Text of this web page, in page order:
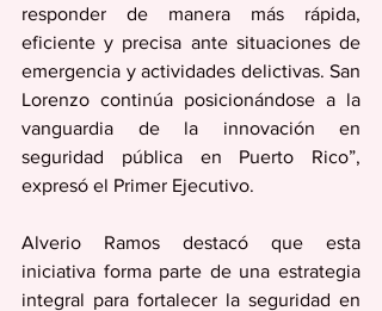
responder de manera más rápida,
eficiente y precisa ante situaciones de
emergencia y actividades delictivas. San
Lorenzo continúa posicionándose a la
vanguardia de la innovación en
seguridad pública en Puerto Rico”,
expresó el Primer Ejecutivo.
Alverio Ramos destacó que esta
iniciativa forma parte de una estrategia
integral para fortalecer la seguridad en